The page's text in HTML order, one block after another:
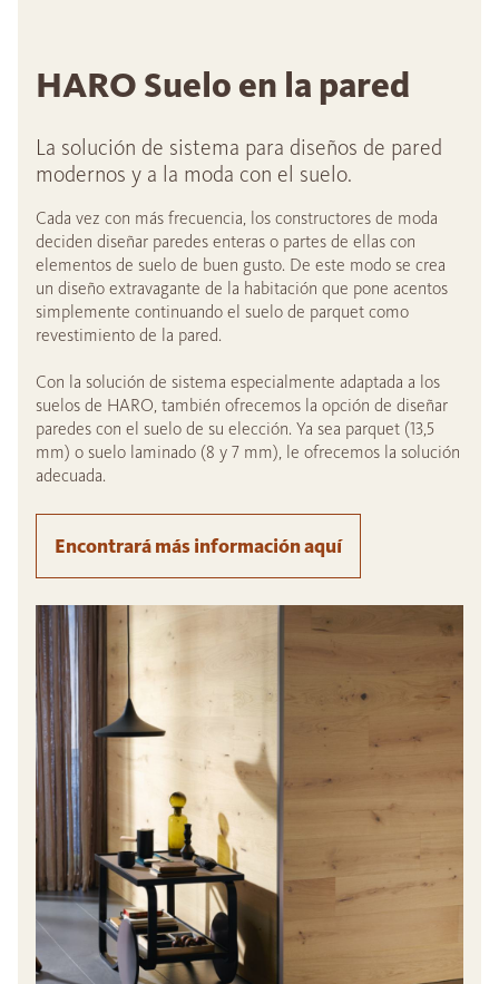
HARO Suelo en la pared
La solución de sistema para diseños de pared
modernos y a la moda con el suelo.
Cada vez con más frecuencia, los constructores de moda
deciden diseñar paredes enteras o partes de ellas con
elementos de suelo de buen gusto. De este modo se crea
un diseño extravagante de la habitación que pone acentos
simplemente continuando el suelo de parquet como
revestimiento de la pared.
Con la solución de sistema especialmente adaptada a los
suelos de HARO, también ofrecemos la opción de diseñar
paredes con el suelo de su elección. Ya sea parquet (13,5
mm) o suelo laminado (8 y 7 mm), le ofrecemos la solución
adecuada.
Encontrará más información aquí